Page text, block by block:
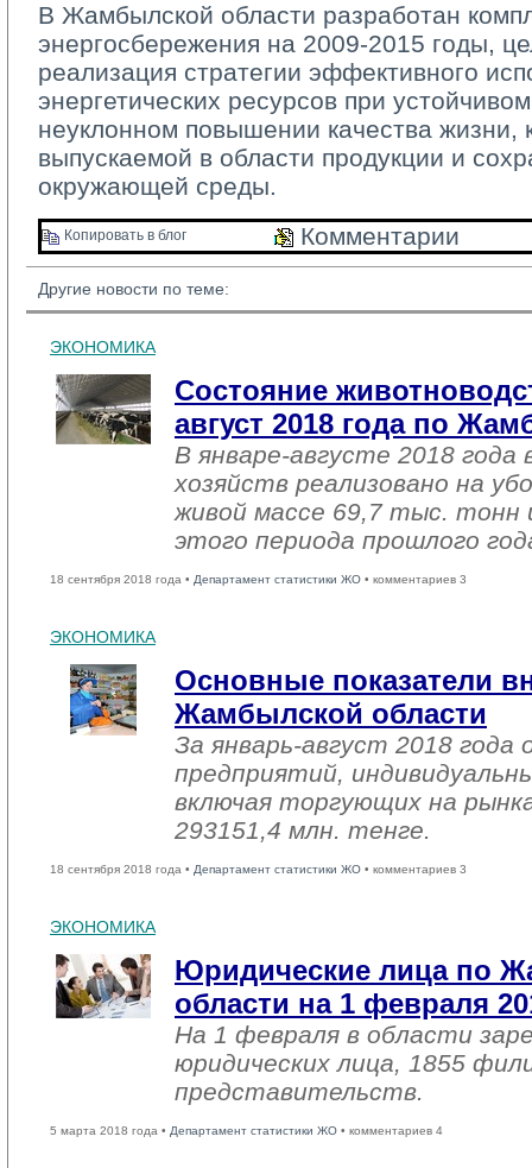
В Жамбылской области разработан
энергосбережения на 2009-2015 годы,
реализация стратегии эффективного
энергетических ресурсов при
неуклонном повышении качества жизни,
выпускаемой в области продукции и
окружающей среды.
Копировать в блог Комментарии
Другие новости по теме:
ЭКОНОМИКА
Состояние
август 2018 года по
В январе-августе 2018 года
хозяйств реализовано на
живой массе 69,7 тыс. тонн
этого периода прошлого
18 сентября 2018 года • Департамент статистики ЖО • комментариев 3
ЭКОНОМИКА
Основные показатели
Жамбылской области
За январь-август 2018
предприятий,
включая торгующих на
293151,4 млн. тенге.
18 сентября 2018 года • Департамент статистики ЖО • комментариев 3
ЭКОНОМИКА
Юридические лица по
области на 1 февраля
На 1 февраля в области
юридических лица, 1855
представительств.
5 марта 2018 года • Департамент статистики ЖО • комментариев 4